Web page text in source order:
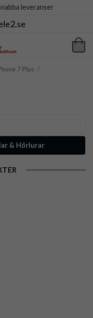
leveranser
7 Plus /
& Hörlurar